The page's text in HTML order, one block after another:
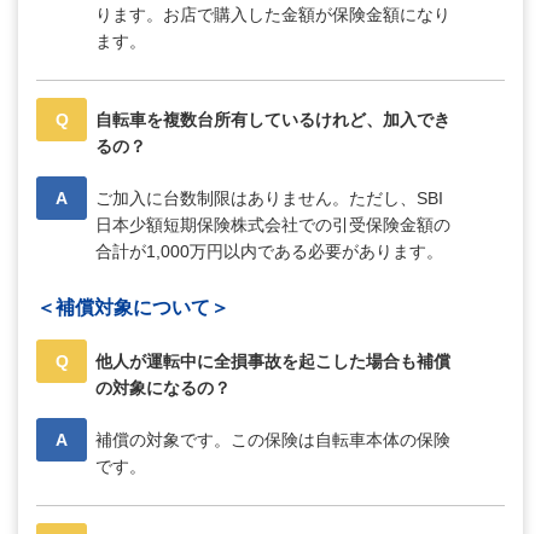
ります。お店で購入した金額が保険金額になり
ます。
Q
自転車を複数台所有しているけれど、加入でき
るの？
A
ご加入に台数制限はありません。ただし、SBI
日本少額短期保険株式会社での引受保険金額の
合計が1,000万円以内である必要があります。
＜補償対象について＞
Q
他人が運転中に全損事故を起こした場合も補償
の対象になるの？
A
補償の対象です。この保険は自転車本体の保険
です。